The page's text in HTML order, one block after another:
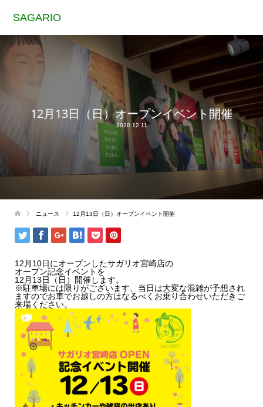
SAGARIO
12月13日（日）オープンイベント開催
2020.12.11
ニュース 12月13日（日）オープンイベント開催
12月10日にオープンしたサガリオ宮崎店の
オープン記念イベントを
12月13日（日）開催します。
※駐車場には限りがございます、当日は大変な混雑が予想され
ますのでお車でお越しの方はなるべくお乗り合わせいただきご
来場ください。